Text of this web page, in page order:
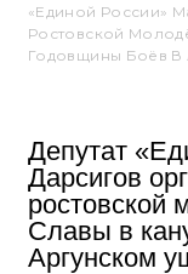
«Единой России»
Ростовской
Годовщины Боёв В
Депутат
Дарсигов
ростовской
Славы в
Аргунском